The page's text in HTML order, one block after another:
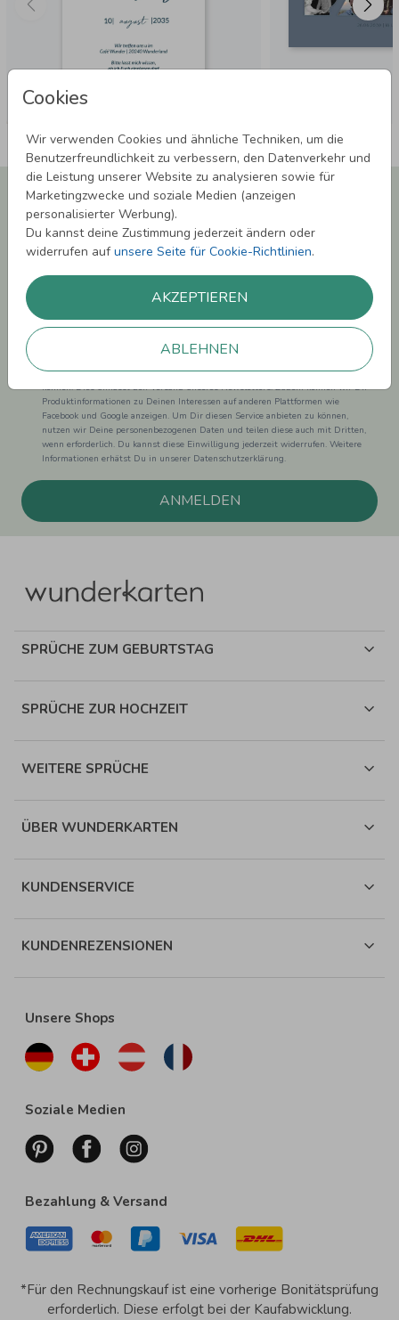
Cookies
Wir verwenden Cookies und ähnliche Techniken, um die
Benutzerfreundlichkeit zu verbessern, den Datenverkehr und
die Leistung unserer Website zu analysieren sowie für
Marketingzwecke und soziale Medien (anzeigen
personalisierter Werbung).
Du kannst deine Zustimmung jederzeit ändern oder
widerrufen aufunsere Seite für Cookie-Richtlinien.
AKZEPTIEREN
ABLEHNEN
Newsletter abonnieren und 5,00 € Rabatt**
sichern!
Melde Dich zu unserem Newsletter an und bleibe auf dem
Laufenden.
dass wir Dich mit neuesten Informationen aus unserem Angebot informieren
können. Dies umfasst den Versand unseres Newsletters. Zudem können wir Dir
Produktinformationen zu Deinen Interessen auf anderen Plattformen wie
Facebook und Google anzeigen. Um Dir diesen Service anbieten zu können,
nutzen wir Deine personenbezogenen Daten und teilen diese auch mit Dritten,
wenn erforderlich. Du kannst diese Einwilligung jederzeit widerrufen. Weitere
Informationen erhätst Du in unserer Datenschutzerklärung.
ANMELDEN
SPRÜCHE ZUM GEBURTSTAG
SPRÜCHE ZUR HOCHZEIT
WEITERE SPRÜCHE
ÜBER WUNDERKARTEN
KUNDENSERVICE
KUNDENREZENSIONEN
Unsere Shops
Soziale Medien
Bezahlung & Versand
*Für den Rechnungskauf ist eine vorherige Bonitätsprüfung
erforderlich. Diese erfolgt bei der Kaufabwicklung.